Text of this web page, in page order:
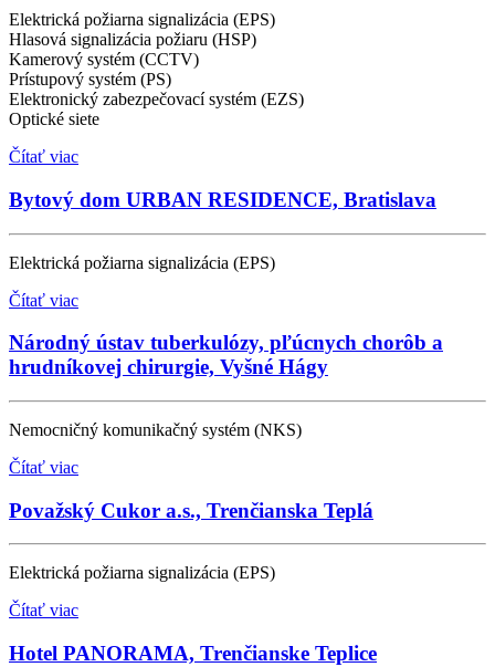
Elektrická požiarna signalizácia (EPS)
Hlasová signalizácia požiaru (HSP)
Kamerový systém (CCTV)
Prístupový systém (PS)
Elektronický zabezpečovací systém (EZS)
Optické siete
Čítať viac
Bytový dom URBAN RESIDENCE, Bratislava
Elektrická požiarna signalizácia (EPS)
Čítať viac
Národný ústav tuberkulózy, pľúcnych chorôb a
hrudníkovej chirurgie, Vyšné Hágy
Nemocničný komunikačný systém (NKS)
Čítať viac
Považský Cukor a.s., Trenčianska Teplá
Elektrická požiarna signalizácia (EPS)
Čítať viac
Hotel PANORAMA, Trenčianske Teplice